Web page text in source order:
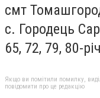
смт
с. Городець
65, 72, 79, 80-
Якщо ви помітили помилку,
повідомити про це редакцію